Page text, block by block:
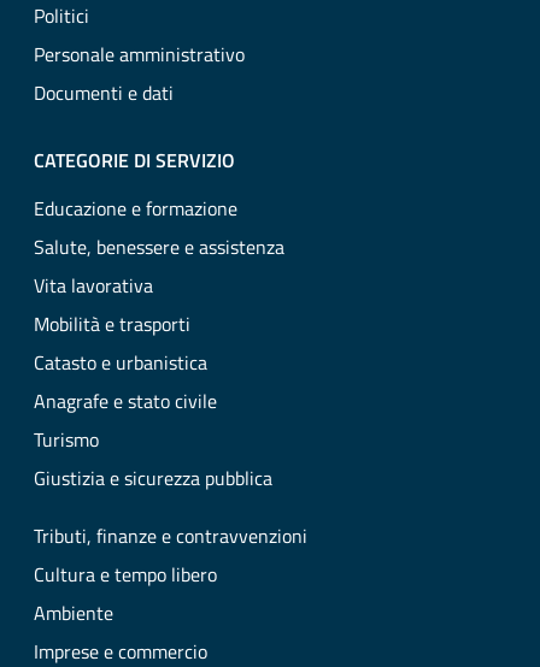
Politici
Personale amministrativo
Documenti e dati
CATEGORIE DI SERVIZIO
Educazione e formazione
Salute, benessere e assistenza
Vita lavorativa
Mobilità e trasporti
Catasto e urbanistica
Anagrafe e stato civile
Turismo
Giustizia e sicurezza pubblica
Tributi, finanze e contravvenzioni
Cultura e tempo libero
Ambiente
Imprese e commercio